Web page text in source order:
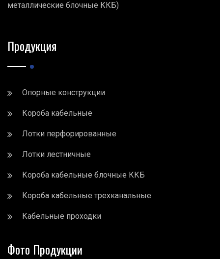
металлические блочные ККБ)
Продукция
Опорные конструкции
Короба кабельные
Лотки перфорированные
Лотки лестничные
Короба кабельные блочные ККБ
Короба кабельные трехканальные
Кабельные проходки
Фото Продукции